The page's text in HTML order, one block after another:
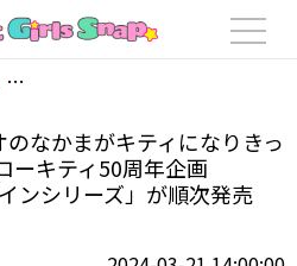
【写真 22/22】サンリオのなかまがキテ
のなかまがキティになりきっ
ーキティ50周年企画
ンシリーズ」が順次発売